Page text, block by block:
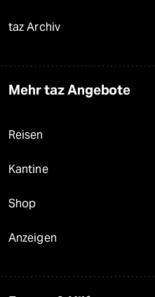
taz Archiv
Mehr taz Angebote
Reisen
Kantine
Shop
Anzeigen